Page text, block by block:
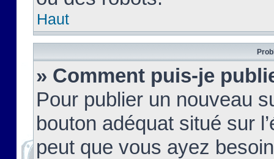
Haut
» Comment puis-je
Pour publier un nouveau
bouton adéquat situé sur
peut que vous ayez